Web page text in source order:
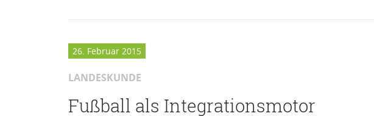
26. Februar 2015
LANDESKUNDE
Fußball als Integrationsmotor